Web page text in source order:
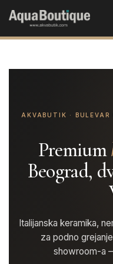
AKVABUTIK · BULEVAR
Premium
Beograd,
Italijanska keramika,
za podno
showroom-a